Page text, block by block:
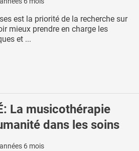
est la priorité de la recherche sur
mieux prendre en charge les
et ...
La musicothérapie
dans les soins
6 mois